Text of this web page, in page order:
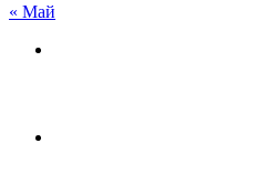
« Май